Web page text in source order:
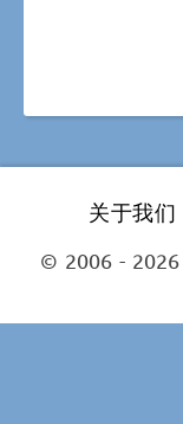
关于我们
© 2006 -